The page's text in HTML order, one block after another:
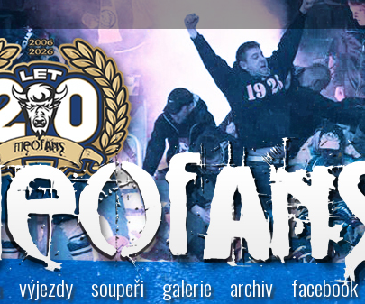
výjezdy soupeři galerie archiv facebook